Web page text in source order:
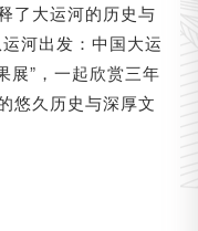
了大运河的历史与
河出发：中国大运
展”，一起欣赏三年
悠久历史与深厚文